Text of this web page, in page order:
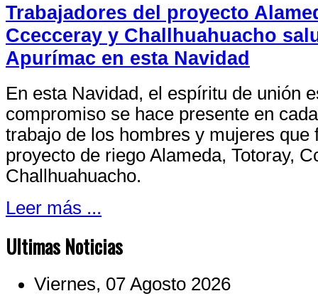
Trabajadores del proyecto
Ccecceray y Challhuahuacho
Apurímac en esta Navidad
En esta Navidad, el espíritu de unión
compromiso se hace presente en
trabajo de los hombres y mujeres que
proyecto de riego Alameda, Totoray,
Challhuahuacho.
Leer más ...
Ultimas Noticias
Viernes, 07 Agosto 2026